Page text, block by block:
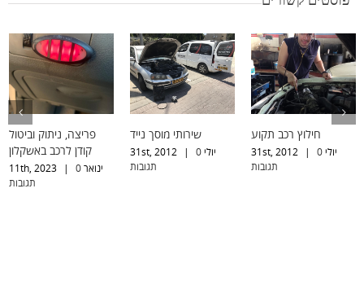
פריצה, ניתוק וביטול
קודן לרכב באשקלון
ינואר 11th, 2023 |
0
תגובות
שירותי מוסך נייד
יולי 31st, 2012 |
0
תגובות
חילוץ רכב תקוע
יולי 31st, 2012 |
0
תגובות